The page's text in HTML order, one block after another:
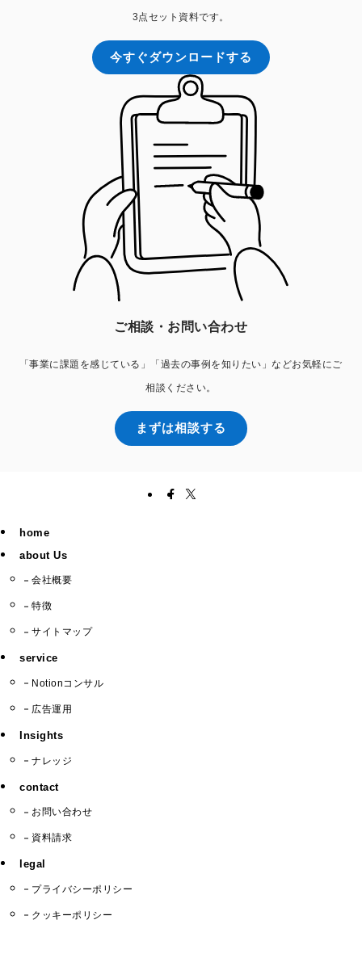
3点セット資料です。
今すぐダウンロードする
ご相談・お問い合わせ
「事業に課題を感じている」「過去の事例を知りたい」などお気軽にご
相談ください。
まずは相談する
home
about Us
会社概要
特徴
サイトマップ
service
Notionコンサル
広告運用
Insights
ナレッジ
contact
お問い合わせ
資料請求
legal
プライバシーポリシー
クッキーポリシー